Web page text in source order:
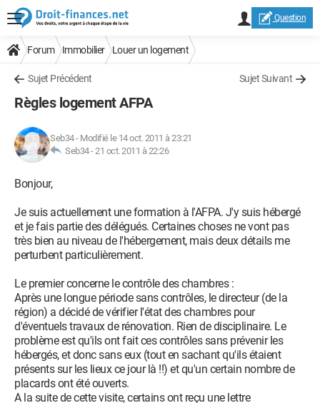
Question
Forum Immobilier Louer un logement
Sujet Précédent Sujet Suivant
Règles logement AFPA
Seb34- Modifié le 14 oct. 2011 à 23:21
Seb34 -21 oct. 2011 à 22:26
Bonjour,
Je suis actuellement une formation à l'AFPA. J'y suis hébergé
et je fais partie des délégués. Certaines choses ne vont pas
très bien au niveau de l'hébergement, mais deux détails me
perturbent particulièrement.
Le premier concerne le contrôle des chambres :
Après une longue période sans contrôles, le directeur (de la
région) a décidé de vérifier l'état des chambres pour
d'éventuels travaux de rénovation. Rien de disciplinaire. Le
problème est qu'ils ont fait ces contrôles sans prévenir les
hébergés, et donc sans eux (tout en sachant qu'ils étaient
présents sur les lieux ce jour là !!) et qu'un certain nombre de
placards ont été ouverts.
A la suite de cette visite, certains ont reçu une lettre